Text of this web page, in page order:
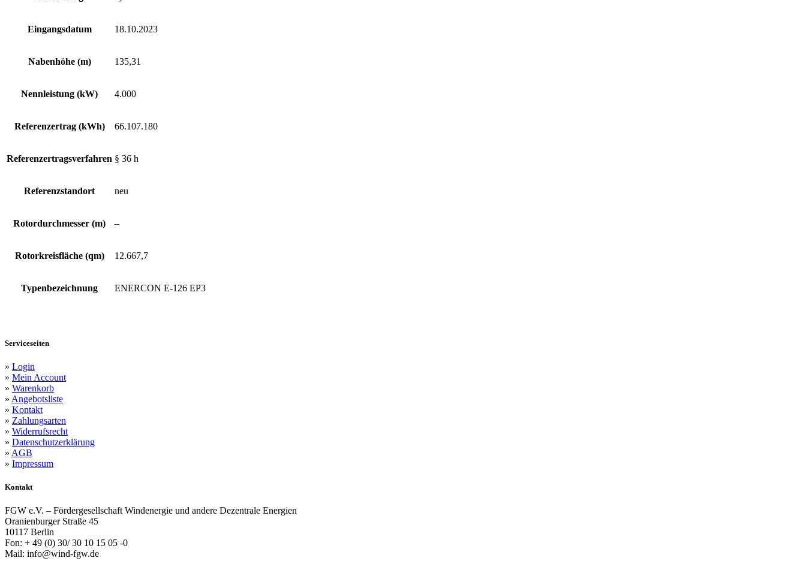
Eingangsdatum 18.10.2023
Nabenhöhe (m) 135,31
Nennleistung (kW) 4.000
Referenzertrag (kWh) 66.107.180
Referenzertragsverfahren § 36 h
Referenzstandort neu
Rotordurchmesser (m) –
Rotorkreisfläche (qm) 12.667,7
Typenbezeichnung ENERCON E-126 EP3
Serviceseiten
» Login
» Mein Account
» Warenkorb
» Angebotsliste
» Kontakt
» Zahlungsarten
» Widerrufsrecht
» Datenschutzerklärung
» AGB
» Impressum
Kontakt
FGW e.V. – Fördergesellschaft Windenergie und andere Dezentrale Energien
Oranienburger Straße 45
10117 Berlin
Fon: + 49 (0) 30/ 30 10 15 05 -0
Mail: info@wind-fgw.de